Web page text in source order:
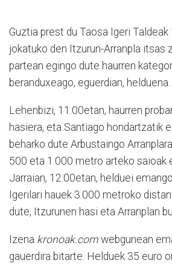
Guztia prest du Taosa Igeri
jokatuko den Itzurun-Arranpla itsas
partean egingo dute haurren
beranduxeago, eguerdian, helduena.
Lehenbizi, 11:00etan, haurren
hasiera, eta Santiago hondartzatik
beharko dute Arbustaingo
500 eta 1.000 metro arteko saioak
Jarraian, 12:00etan, helduei
Igerilari hauek 3.000 metroko
dute, Itzurunen hasi eta Arranplan
Izena kronoak.com webgunean
gauerdira bitarte. Helduek 35 euro